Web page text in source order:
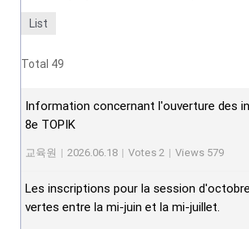
List
Total 49
Information concernant l'ouverture des
8e TOPIK
교육원 | 2026.06.18 | Votes 2 | Views 579
Les inscriptions pour la session
vertes entre la mi-juin et la mi-juillet.